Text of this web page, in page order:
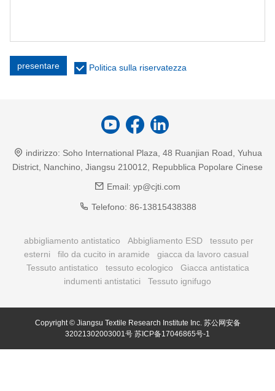
presentare Politica sulla riservatezza
indirizzo: Soho International Plaza, 48 Ruanjian Road, Yuhua
District, Nanchino, Jiangsu 210012, Repubblica Popolare Cinese
Email: yp@cjti.com
Telefono: 86-13815438388
abbigliamento antistatico Abbigliamento ESD
tessuto per
esterni
filo da cucito in aramide
giacca da lavoro casual
Tessuto antistatico
tessuto ecologico
Giacca antistatica
indumenti antistatici
Tessuto ignifugo
Copyright © Jiangsu Textile Research Institute Inc. 苏公网安备
32021302003001号 苏ICP备17046865号-1